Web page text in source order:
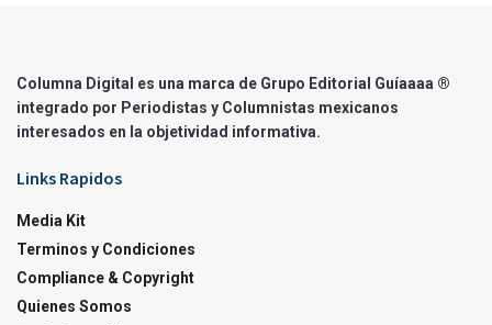
Columna Digital es una marca de Grupo Editorial Guíaaaa ®
integrado por Periodistas y Columnistas mexicanos
interesados en la objetividad informativa.
Links Rapidos
Media Kit
Terminos y Condiciones
Compliance & Copyright
Quienes Somos